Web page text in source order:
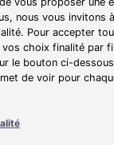
nous vous invitons
Pour accepter
choix finalité par
le bouton ci-
de voir pour
Voir